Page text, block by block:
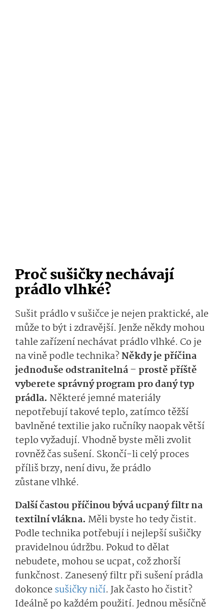
Proč sušičky nechávají
prádlo vlhké?
Sušit prádlo v sušičce je nejen praktické, ale
může to být i zdravější. Jenže někdy mohou
tahle zařízení nechávat prádlo vlhké. Co je
na vině podle technika?Někdy je příčina
jednoduše odstranitelná – prostě příště
vyberete správný program pro daný typ
prádla. Některé jemné materiály
nepotřebují takové teplo, zatímco těžší
bavlněné textilie jako ručníky naopak větší
teplo vyžadují. Vhodně byste měli zvolit
rovněž čas sušení. Skončí-li celý proces
příliš brzy, není divu, že prádlo
zůstane vlhké.
Další častou příčinou bývá ucpaný filtr na
textilní vlákna. Měli byste ho tedy čistit.
Podle technika potřebují i nejlepší sušičky
pravidelnou údržbu. Pokud to dělat
nebudete, mohou se ucpat, což zhorší
funkčnost. Zanesený filtr při sušení prádla
dokoncesušičky ničí. Jak často ho čistit?
Ideálně po každém použití. Jednou měsíčně